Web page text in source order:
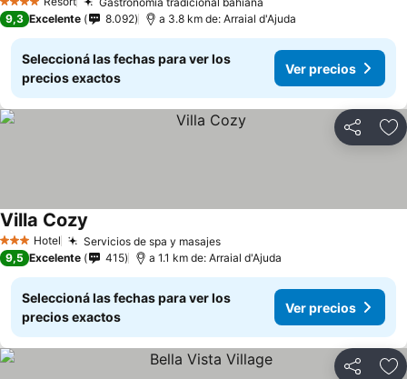
4 Estrellas
9,3 Excelente 8.092 a 3.8 km de: Arraial d'Ajuda
Seleccioná las fechas para ver los
precios exactos
Ver precios
Compartir
3 Estrellas
Hotel Servicios de spa y masajes
Villa Cozy
9,5 Excelente 415 a 1.1 km de: Arraial d'Ajuda
Seleccioná las fechas para ver los
precios exactos
Ver precios
Compartir